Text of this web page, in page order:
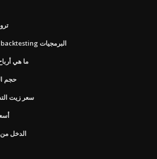
محفظة الأوراق المالية backtesting البرمجيات
ما هي
حجم
سعر زيت
الدخل